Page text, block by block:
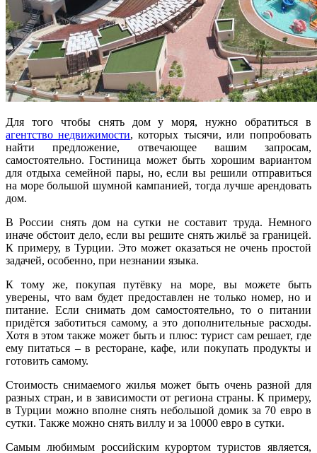
Для того чтобы снять дом у моря, нужно обратиться в
агентство недвижимости, которых тысячи, или попробовать
найти предложение, отвечающее вашим запросам,
самостоятельно. Гостиница может быть хорошим вариантом
для отдыха семейной пары, но, если вы решили отправиться
на море большой шумной кампанией, тогда лучше арендовать
дом.
В России снять дом на сутки не составит труда. Немного
иначе обстоит дело, если вы решите снять жильё за границей.
К примеру, в Турции. Это может оказаться не очень простой
задачей, особенно, при незнании языка.
К тому же, покупая путёвку на море, вы можете быть
уверены, что вам будет предоставлен не только номер, но и
питание. Если снимать дом самостоятельно, то о питании
придётся заботиться самому, а это дополнительные расходы.
Хотя в этом также может быть и плюс: турист сам решает, где
ему питаться – в ресторане, кафе, или покупать продукты и
готовить самому.
Стоимость снимаемого жилья может быть очень разной для
разных стран, и в зависимости от региона страны. К примеру,
в Турции можно вполне снять небольшой домик за 70 евро в
сутки. Также можно снять виллу и за 10000 евро в сутки.
Самым любимым российским курортом туристов является,